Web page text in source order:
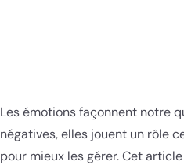
Les émotions façonnent notre
négatives, elles jouent un rôle
pour mieux les gérer. Cet